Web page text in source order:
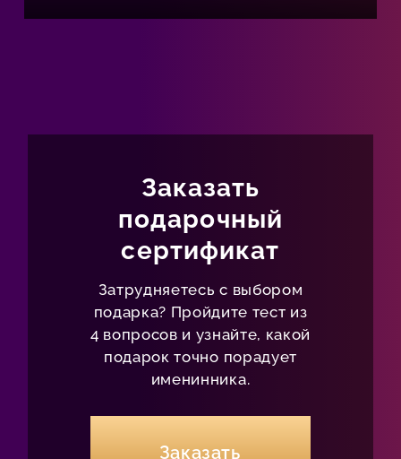
Заказать
подарочный
сертификат
Затрудняетесь с выбором
подарка? Пройдите тест из
4 вопросов и узнайте, какой
подарок точно порадует
именинника.
Заказать